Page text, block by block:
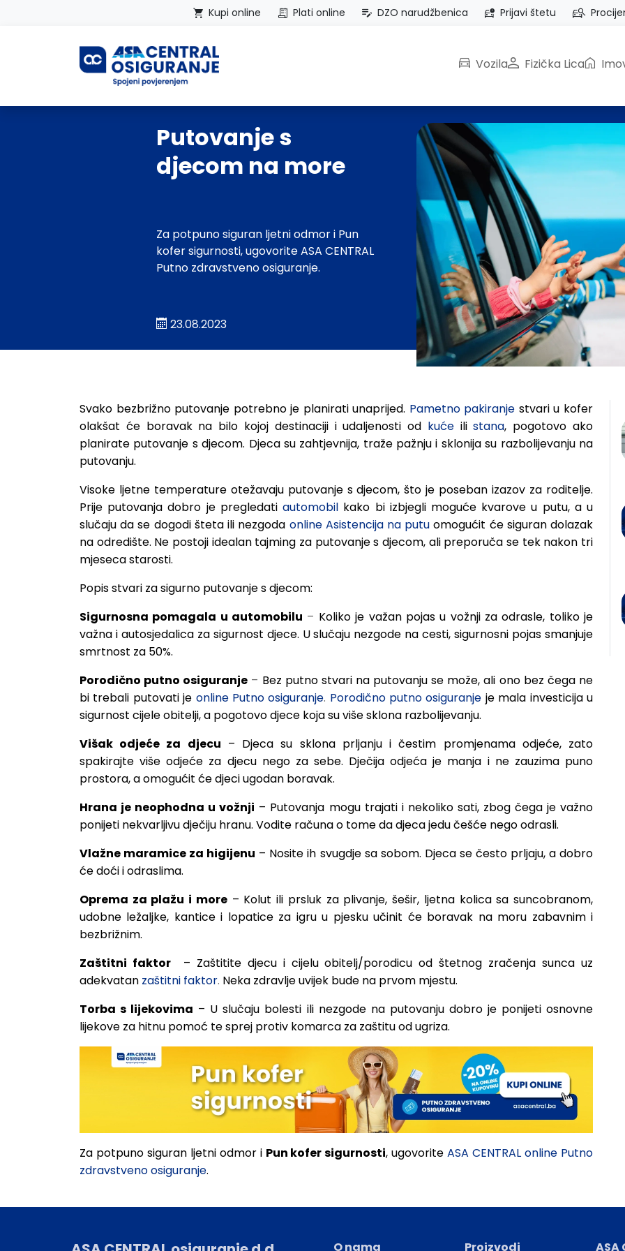
Kupi online Plati online DZO narudžbenica Prijavi štetu
Početna
Vozila Fizička Lica
Putovanje s
djecom na more
Za potpuno siguran ljetni odmor i Pun
kofer sigurnosti, ugovorite ASA CENTRAL
Putno zdravstveno osiguranje.
23.08.2023
Putovanje s djecom na more
Svako bezbrižno putovanje potrebno je planirati unaprijed. Pametno pakiranje stvari u kofer
olakšat će boravak na bilo kojoj destinaciji i udaljenosti od kućeilistana, pogotovo ako
planirate putovanje s djecom. Djeca su zahtjevnija, traže pažnju i sklonija su razbolijevanju na
putovanju.
Visoke ljetne temperature otežavaju putovanje s djecom, što je poseban izazov za roditelje.
Prije putovanja dobro je pregledatiautomobil kako bi izbjegli moguće kvarove u putu, a u
slučaju da se dogodi šteta ili nezgoda online Asistencija na putu omogućit će siguran dolazak
na odredište. Ne postoji idealan tajming za putovanje s djecom, ali preporuča se tek nakon tri
mjeseca starosti.
Popis stvari za sigurno putovanje s djecom:
Sigurnosna pomagala u automobilu – Koliko je važan pojas u vožnji za odrasle, toliko je
važna i autosjedalica za sigurnost djece. U slučaju nezgode na cesti, sigurnosni pojas smanjuje
smrtnost za 50%.
Porodično putno osiguranje – Bez putno stvari na putovanju se može, ali ono bez čega ne
bi trebali putovati je online Putno osiguranje. Porodično putno osiguranje je mala investicija u
sigurnost cijele obitelji, a pogotovo djece koja su više sklona razbolijevanju.
Višak odjeće za djecu – Djeca su sklona prljanju i čestim promjenama odjeće, zato
spakirajte više odjeće za djecu nego za sebe. Dječija odjeća je manja i ne zauzima puno
prostora, a omogućit će djeci ugodan boravak.
Hrana je neophodna u vožnji – Putovanja mogu trajati i nekoliko sati, zbog čega je važno
ponijeti nekvarljivu dječiju hranu. Vodite računa o tome da djeca jedu češće nego odrasli.
Vlažne maramice za higijenu – Nosite ih svugdje sa sobom. Djeca se često prljaju, a dobro
će doći i odraslima.
Oprema za plažu i more – Kolut ili prsluk za plivanje, šešir, ljetna kolica sa suncobranom,
udobne ležaljke, kantice i lopatice za igru u pjesku učinit će boravak na moru zabavnim i
bezbrižnim.
Zaštitni faktor
– Zaštitite djecu i cijelu obitelj/porodicu od štetnog zračenja sunca uz
adekvatan zaštitni faktor. Neka zdravlje uvijek bude na prvom mjestu.
Torba s lijekovima – U slučaju bolesti ili nezgode na putovanju dobro je ponijeti osnovne
lijekove za hitnu pomoć te sprej protiv komarca za zaštitu od ugriza.
Za potpuno siguran ljetni odmor i Pun kofersigurnosti, ugovoriteASA CENTRAL online Putno
zdravstveno osiguranje.
O nama Proizvodi ASA